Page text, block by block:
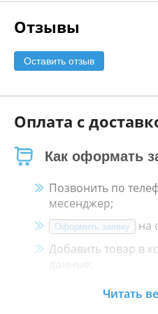
Отзывы
Оставить отзыв
Оплата с
Как оформать
Позвонить по
месенджер;
Оформить заявку
на
Добавить товар в
данные;
МенеджерЧитать